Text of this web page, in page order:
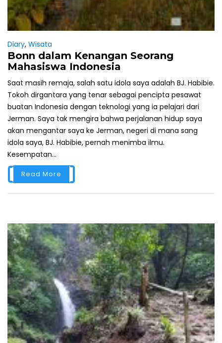
Diary, Wisata
Bonn dalam Kenangan Seorang
Mahasiswa Indonesia
Saat masih remaja, salah satu idola saya adalah BJ. Habibie.
Tokoh dirgantara yang tenar sebagai pencipta pesawat
buatan Indonesia dengan teknologi yang ia pelajari dari
Jerman. Saya tak mengira bahwa perjalanan hidup saya
akan mengantar saya ke Jerman, negeri di mana sang
idola saya, BJ. Habibie, pernah menimba ilmu.
Kesempatan...
Read More